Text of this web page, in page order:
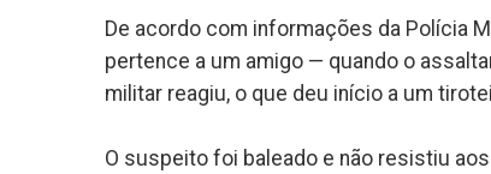
De acordo com informações da Polícia
pertence a um amigo — quando o
militar reagiu, o que deu início a um
O suspeito foi baleado e não resistiu